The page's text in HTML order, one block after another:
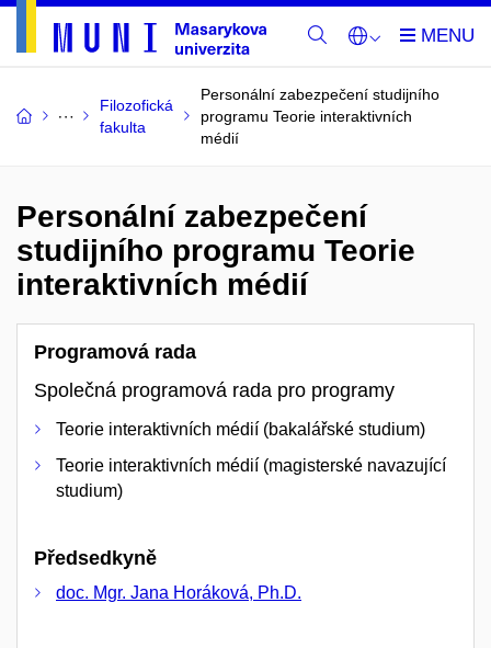
Filozofická
fakulta
Personální zabezpečení studijního
programu Teorie interaktivních
médií
Personální zabezpečení
studijního programu Teorie
interaktivních médií
Programová rada
Společná programová rada pro programy
Teorie interaktivních médií (bakalářské studium)
Teorie interaktivních médií (magisterské navazující
studium)
Předsedkyně
doc. Mgr. Jana Horáková, Ph.D.